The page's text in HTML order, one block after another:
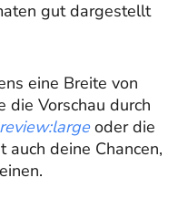
gut dargestellt
eine Breite von
die Vorschau durch
oder die
auch deine Chancen,